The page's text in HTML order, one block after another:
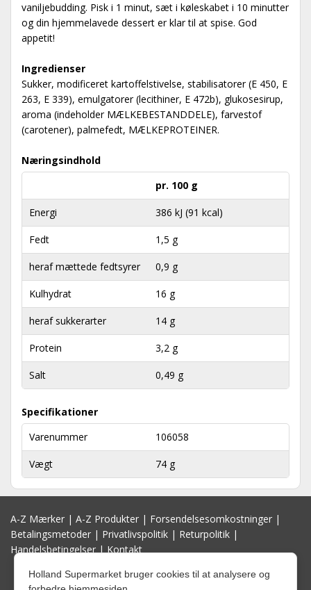
vaniljebudding. Pisk i 1 minut, sæt i køleskabet i 10 minutter
og din hjemmelavede dessert er klar til at spise. God
appetit!
Ingredienser
Sukker, modificeret kartoffelstivelse, stabilisatorer (E 450, E
263, E 339), emulgatorer (lecithiner, E 472b), glukosesirup,
aroma (indeholder MÆLKEBESTANDDELE), farvestof
(carotener), palmefedt, MÆLKEPROTEINER.
Næringsindhold
pr. 100 g
Energi 386 kJ (91 kcal)
Fedt 1,5 g
heraf mættede fedtsyrer 0,9 g
Kulhydrat 16 g
heraf sukkerarter 14 g
Protein 3,2 g
Salt 0,49 g
Specifikationer
Varenummer
106058
Vægt 74 g
A-Z Mærker | A-Z Produkter | Forsendelsesomkostninger |
Betalingsmetoder | Privatlivspolitik | Returpolitik |
Handelsbetingelser|Kontakt
Holland Supermarket bruger cookies til at analysere og